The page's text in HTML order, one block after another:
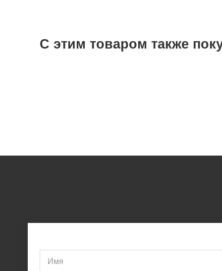
С этим товаром также